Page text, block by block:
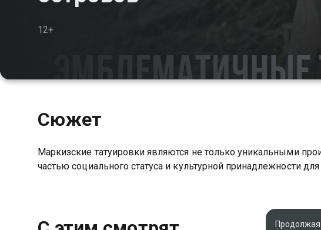
12+
Сюжет
Маркизские татуировки являются не только уникальными
частью социального статуса и культурной принадлежности
Продолжая